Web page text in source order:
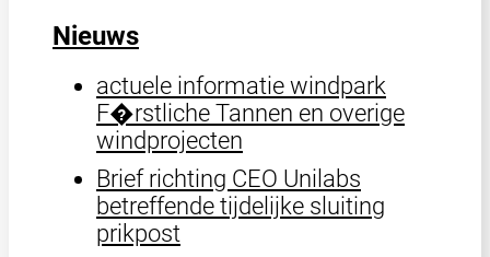
Nieuws
actuele informatie windpark
F�rstliche Tannen en overige
windprojecten
Brief richting CEO Unilabs
betreffende tijdelijke sluiting
prikpost